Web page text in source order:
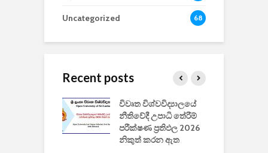
Uncategorized 68
Recent posts
විවෘත විශ්වවිද්‍යාලයේ
නීතිවේදී උපාධි තේරීම්
පරීක්ෂණ ප්‍රතිඵල 2026
නිකුත් කරන ඇත